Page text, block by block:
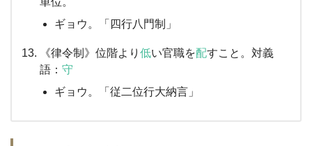
ギョウ。「四行八門制」
《律令制》位階より 低い官職を配すこと。対義
語： 守
ギョウ。「従二位行大納言」